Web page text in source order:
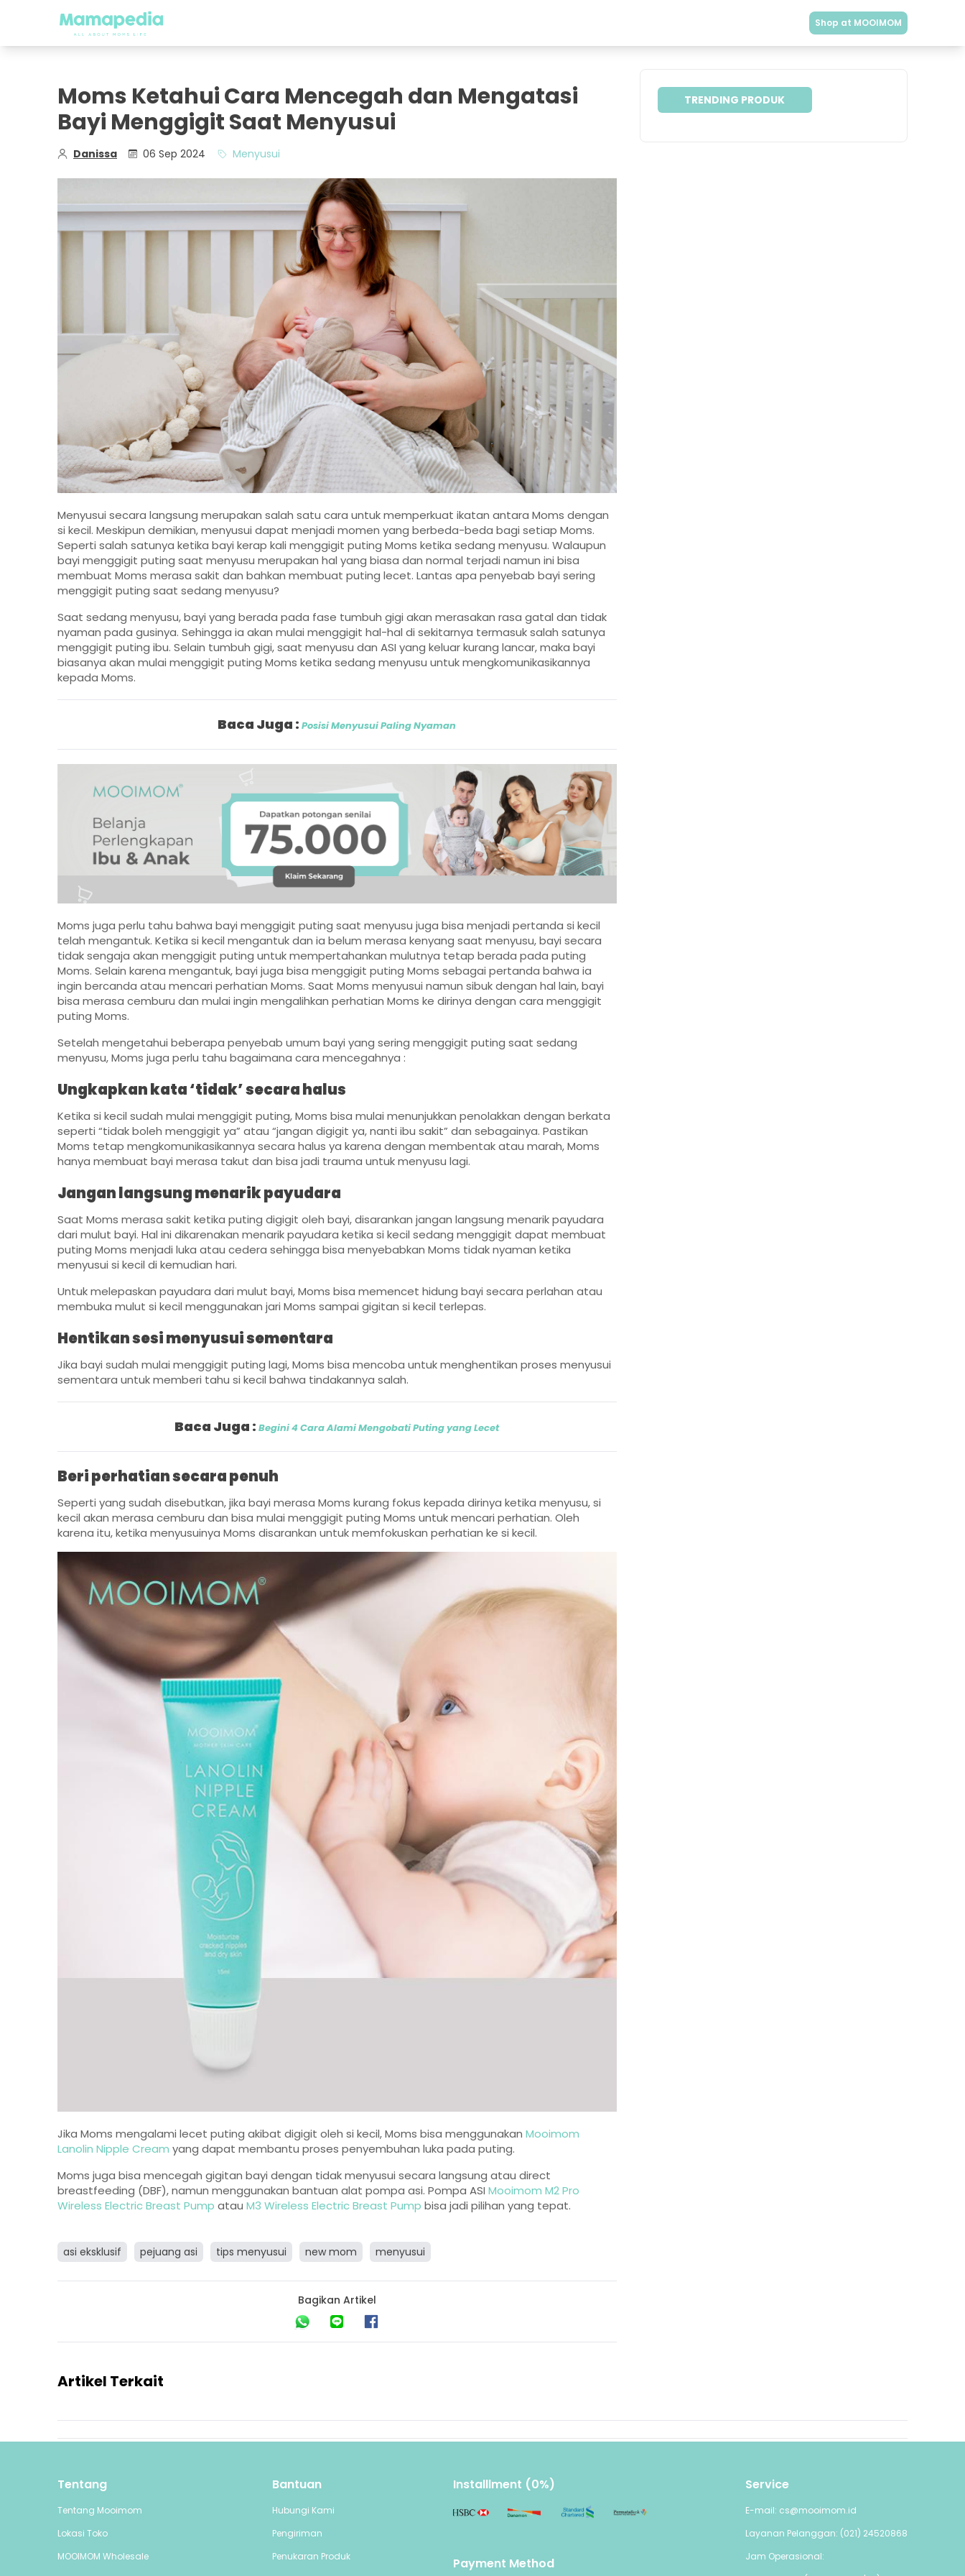
Shop at MOOIMOM
Moms Ketahui Cara Mencegah dan Mengatasi
Bayi Menggigit Saat Menyusui
Danissa 06 Sep 2024 Menyusui
Menyusui secara langsung merupakan salah satu cara untuk memperkuat ikatan antara Moms dengan
si kecil. Meskipun demikian, menyusui dapat menjadi momen yang berbeda-beda bagi setiap Moms.
Seperti salah satunya ketika bayi kerap kali menggigit puting Moms ketika sedang menyusu. Walaupun
bayi menggigit puting saat menyusu merupakan hal yang biasa dan normal terjadi namun ini bisa
membuat Moms merasa sakit dan bahkan membuat puting lecet. Lantas apa penyebab bayi sering
menggigit puting saat sedang menyusu?
Saat sedang menyusu, bayi yang berada pada fase tumbuh gigi akan merasakan rasa gatal dan tidak
nyaman pada gusinya. Sehingga ia akan mulai menggigit hal-hal di sekitarnya termasuk salah satunya
menggigit puting ibu. Selain tumbuh gigi, saat menyusu dan ASI yang keluar kurang lancar, maka bayi
biasanya akan mulai menggigit puting Moms ketika sedang menyusu untuk mengkomunikasikannya
kepada Moms.
Baca Juga :Posisi Menyusui Paling Nyaman
Moms juga perlu tahu bahwa bayi menggigit puting saat menyusu juga bisa menjadi pertanda si kecil
telah mengantuk. Ketika si kecil mengantuk dan ia belum merasa kenyang saat menyusu, bayi secara
tidak sengaja akan menggigit puting untuk mempertahankan mulutnya tetap berada pada puting
Moms. Selain karena mengantuk, bayi juga bisa menggigit puting Moms sebagai pertanda bahwa ia
ingin bercanda atau mencari perhatian Moms. Saat Moms menyusui namun sibuk dengan hal lain, bayi
bisa merasa cemburu dan mulai ingin mengalihkan perhatian Moms ke dirinya dengan cara menggigit
puting Moms.
Setelah mengetahui beberapa penyebab umum bayi yang sering menggigit puting saat sedang
menyusu, Moms juga perlu tahu bagaimana cara mencegahnya :
Ungkapkan kata ‘tidak’ secara halus
Ketika si kecil sudah mulai menggigit puting, Moms bisa mulai menunjukkan penolakkan dengan berkata
seperti “tidak boleh menggigit ya” atau “jangan digigit ya, nanti ibu sakit” dan sebagainya. Pastikan
Moms tetap mengkomunikasikannya secara halus ya karena dengan membentak atau marah, Moms
hanya membuat bayi merasa takut dan bisa jadi trauma untuk menyusu lagi.
Jangan langsung menarik payudara
Saat Moms merasa sakit ketika puting digigit oleh bayi, disarankan jangan langsung menarik payudara
dari mulut bayi. Hal ini dikarenakan menarik payudara ketika si kecil sedang menggigit dapat membuat
puting Moms menjadi luka atau cedera sehingga bisa menyebabkan Moms tidak nyaman ketika
menyusui si kecil di kemudian hari.
Untuk melepaskan payudara dari mulut bayi, Moms bisa memencet hidung bayi secara perlahan atau
membuka mulut si kecil menggunakan jari Moms sampai gigitan si kecil terlepas.
Hentikan sesi menyusui sementara
Jika bayi sudah mulai menggigit puting lagi, Moms bisa mencoba untuk menghentikan proses menyusui
sementara untuk memberi tahu si kecil bahwa tindakannya salah.
Baca Juga :Begini 4 Cara Alami Mengobati Puting yang Lecet
Beri perhatian secara penuh
Seperti yang sudah disebutkan, jika bayi merasa Moms kurang fokus kepada dirinya ketika menyusu, si
kecil akan merasa cemburu dan bisa mulai menggigit puting Moms untuk mencari perhatian. Oleh
karena itu, ketika menyusuinya Moms disarankan untuk memfokuskan perhatian ke si kecil.
Jika Moms mengalami lecet puting akibat digigit oleh si kecil, Moms bisa menggunakan Mooimom
Lanolin Nipple Cream yang dapat membantu proses penyembuhan luka pada puting.
Moms juga bisa mencegah gigitan bayi dengan tidak menyusui secara langsung atau direct
breastfeeding (DBF), namun menggunakan bantuan alat pompa asi. Pompa ASI Mooimom M2 Pro
Wireless Electric Breast Pump atau M3 Wireless Electric Breast Pump bisa jadi pilihan yang tepat.
asi eksklusif pejuang asi tips menyusui new mom menyusui
Bagikan Artikel
TRENDING PRODUK
Artikel Terkait
Tentang
Tentang Mooimom
Lokasi Toko
MOOIMOM Wholesale
Bantuan
Hubungi Kami
Pengiriman
Penukaran Produk
Installlment (0%)
Payment Method
Service
E-mail: cs@mooimom.id
Layanan Pelanggan: (021) 24520868
Jam Operasional: